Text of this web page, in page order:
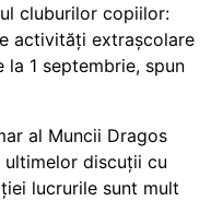
cluburilor copiilor:
activități extrașcolare
la 1 septembrie, spun
al Muncii Dragos
ultimelor discuții cu
lucrurile sunt mult